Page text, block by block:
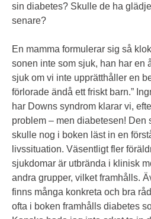
sin diabetes? Skulle de ha
senare?
En mamma formulerar sig så
sonen inte som sjuk, han har en
sjuk om vi inte upprätthåller en
förlorade ändå ett friskt barn.”
har Downs syndrom klarar vi,
problem – men diabetesen! Den
skulle nog i boken läst in en
livssituation. Väsentligt fler
sjukdomar är utbrända i klinisk
andra grupper, vilket framhålls.
finns många konkreta och bra
ofta i boken framhålls diabetes